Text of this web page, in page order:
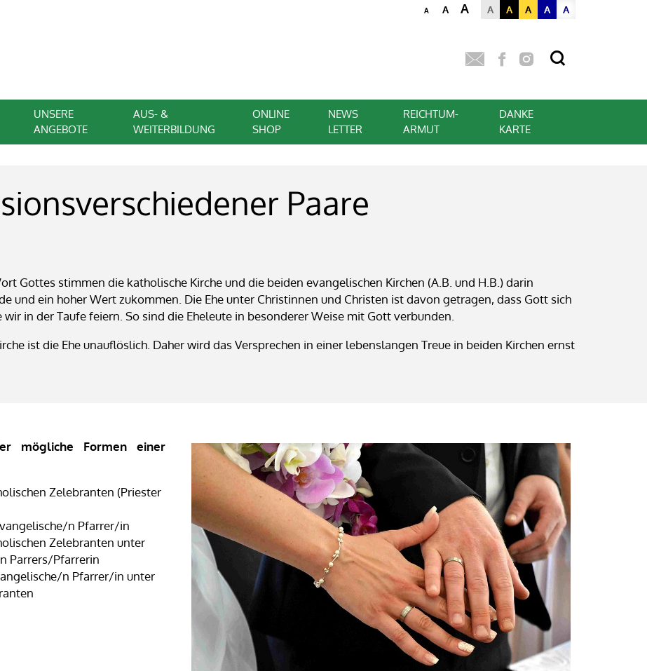
A A A A A A A A
UNSERE
ANGEBOTE
AUS- &
WEITERBILDUNG
ONLINE
SHOP
NEWS
LETTER
REICHTUM-
ARMUT
DANKE
KARTE
Paare
Gottes stimmen die katholische Kirche und die beiden evangelischen Kirchen (A.B. und H.B.) darin
und ein hoher Wert zukommen. Die Ehe unter Christinnen und Christen ist davon getragen, dass Gott sich
in der Taufe feiern. So sind die Eheleute in besonderer Weise mit Gott verbunden.
ist die Ehe unauflöslich. Daher wird das Versprechen in einer lebenslangen Treue in beiden Kirchen ernst
mögliche Formen einer
Zelebranten (Priester
n Pfarrer/in
Zelebranten unter
Parrers/Pfarrerin
n Pfarrer/in unter